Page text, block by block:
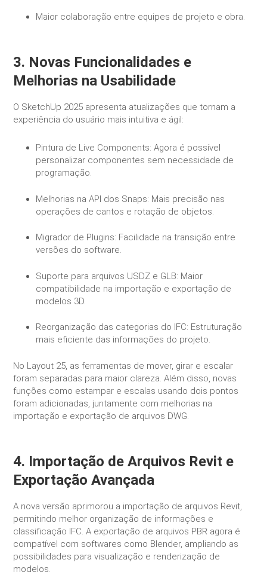
Maior colaboração entre equipes de projeto e obra.
3. Novas Funcionalidades e
Melhorias na Usabilidade
O SketchUp 2025 apresenta atualizações que tornam a
experiência do usuário mais intuitiva e ágil:
Pintura de Live Components: Agora é possível
personalizar componentes sem necessidade de
programação.
Melhorias na API dos Snaps: Mais precisão nas
operações de cantos e rotação de objetos.
Migrador de Plugins: Facilidade na transição entre
versões do software.
Suporte para arquivos USDZ e GLB: Maior
compatibilidade na importação e exportação de
modelos 3D.
Reorganização das categorias do IFC: Estruturação
mais eficiente das informações do projeto.
No Layout 25, as ferramentas de mover, girar e escalar
foram separadas para maior clareza. Além disso, novas
funções como estampar e escalas usando dois pontos
foram adicionadas, juntamente com melhorias na
importação e exportação de arquivos DWG.
4. Importação de Arquivos Revit e
Exportação Avançada
A nova versão aprimorou a importação de arquivos Revit,
permitindo melhor organização de informações e
classificação IFC. A exportação de arquivos PBR agora é
compatível com softwares como Blender, ampliando as
possibilidades para visualização e renderização de
modelos.